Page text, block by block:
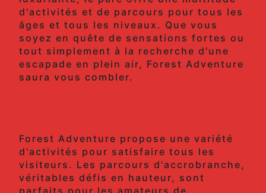
d'activités et de parcours pour tous les
âges et tous les niveaux. Que vous
soyez en quête de sensations fortes ou
tout simplement à la recherche d'une
escapade en plein air, Forest Adventure
saura vous combler.
Forest Adventure propose une variété
d'activités pour satisfaire tous les
visiteurs. Les parcours d'accrobranche,
véritables défis en hauteur, sont